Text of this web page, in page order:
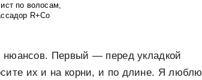
по волосам,
R+Co
нюансов. Первый — перед укладкой
их и на корни, и по длине. Я люблю